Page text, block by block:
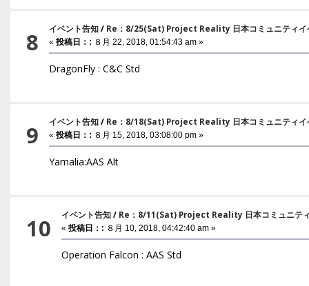
8 イベント告知 / Re：8/25(Sat) Project Reality 日本コミュニティイ
«投稿日：: ８月 22, 2018, 01:54:43 am »
DragonFly : C&C Std
9 イベント告知 / Re：8/18(Sat) Project Reality 日本コミュニティイ
«投稿日：: ８月 15, 2018, 03:08:00 pm »
Yamalia:AAS Alt
10 イベント告知 / Re：8/11(Sat) Project Reality 日本コミュニテ
«投稿日：: ８月 10, 2018, 04:42:40 am »
Operation Falcon : AAS Std